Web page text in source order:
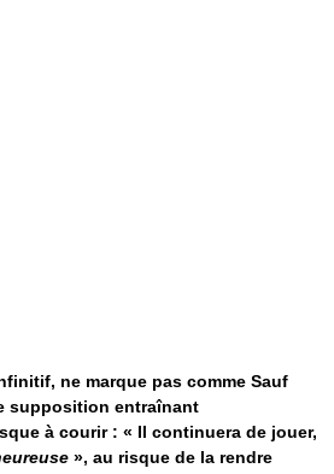
ne marque pas comme Sauf
supposition entraînant
à courir : « Il continuera de jouer,
», au risque de la rendre